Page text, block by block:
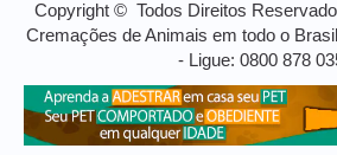
Copyright © Todos Direitos
Cremações de Animais em todo o
- Ligue: 0800 878